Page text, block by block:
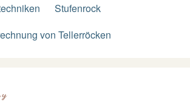
Stufenrock
von Tellerröcken